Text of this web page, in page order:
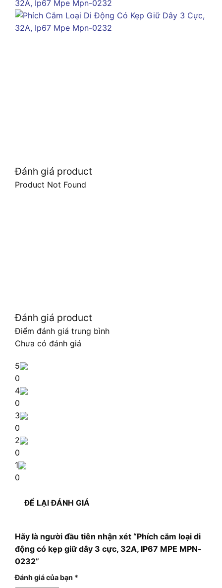
Đánh giá product
Product Not Found
Đánh giá product
Điểm đánh giá trung bình
Chưa có đánh giá
5
0
4
0
3
0
2
0
1
0
ĐỂ LẠI ĐÁNH GIÁ
Hãy là người đầu tiên nhận xét “Phích cắm loại di
động có kẹp giữ dây 3 cực, 32A, IP67 MPE MPN-
0232”
Đánh giá của bạn *